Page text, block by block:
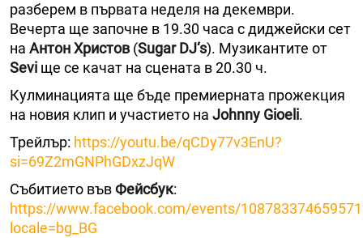
разберем в първата неделя на декември.
Вечерта ще започне в 19.30 часа с диджейски сет
на Антон Христов (Sugar DJ‘s). Музикантите от
Sеvi ще се качат на сцената в 20.30 ч.
Кулминацията ще бъде премиерната прожекция
на новия клип и участието на Johnny Gioeli.
Трейлър: https://youtu.be/qCDy77v3EnU?
si=69Z2mGNPhGDxzJqW
Събитието въвФейсбук:
https://www.facebook.com/events/
locale=bg_BG